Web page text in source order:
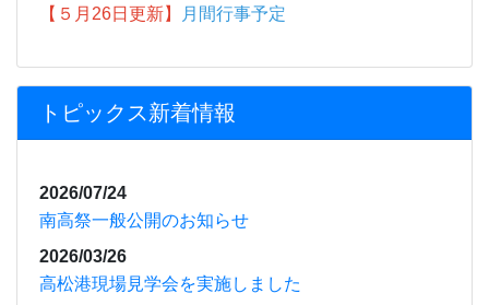
高松港現場見学会を実施しました
2026/01/27
『元気いきいきサロン』in大野コミュニティセンタ
2026/01/27
ぷちっとチャレンジ
もっと見る